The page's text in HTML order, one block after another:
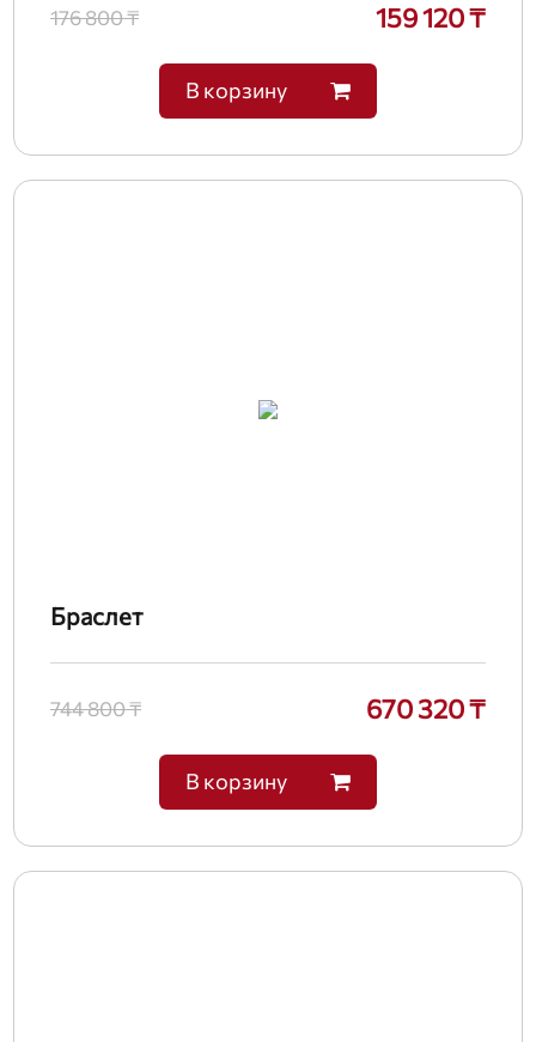
176 800 ₸ 159 120 ₸
В корзину
Браслет
744 800 ₸ 670 320 ₸
В корзину